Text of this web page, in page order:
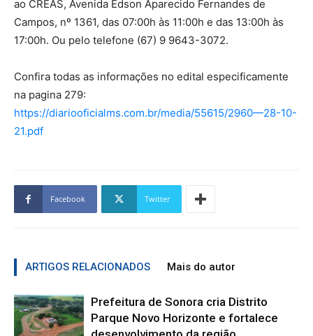
ao CREAS, Avenida Edson Aparecido Fernandes de
Campos, nº 1361, das 07:00h às 11:00h e das 13:00h às
17:00h. Ou pelo telefone (67) 9 9643-3072.
Confira todas as informações no edital especificamente
na pagina 279:
https://diariooficialms.com.br/media/55615/2960—28-10-
21.pdf
Facebook Twitter
ARTIGOS RELACIONADOS Mais do autor
Prefeitura de Sonora cria Distrito
Parque Novo Horizonte e fortalece